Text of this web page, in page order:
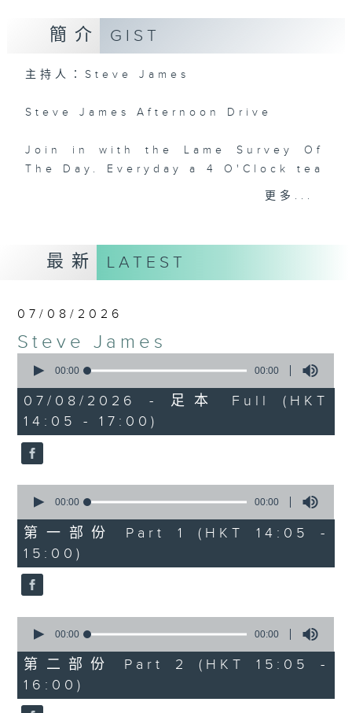
簡介 GIST
主持人：Steve James
Steve James Afternoon Drive
Join in with the Lame Survey Of
The Day. Everyday a 4 O'Clock tea
break features a handful of songs
The Beatles. And, every Tuesday
our friend and Hong Kong music
legend Perry Martin joins Steve,
to say hi each Friday.
更多...
最新 LATEST
07/08/2026
Steve James
seconds
0
seconds
00:00 00:00
07/08/2026 - 足本 Full (HKT
14:05 - 17:00)
seconds
0
seconds
00:00 00:00
第一部份 Part 1 (HKT 14:05 -
15:00)
seconds
0
seconds
00:00 00:00
第二部份 Part 2 (HKT 15:05 -
16:00)